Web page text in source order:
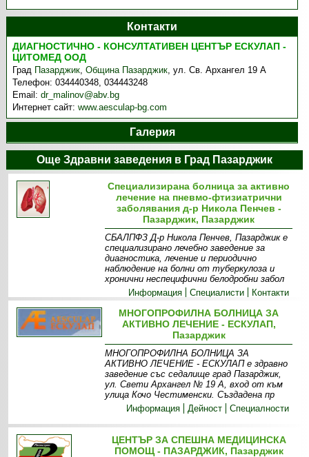
Контакти
ДИАГНОСТИЧНО - КОНСУЛТАТИВЕН ЦЕНТЪР ЕСКУЛАП -
ЦИТОМЕД ООД
Град Пазарджик,Община Пазарджик,ул. Св. Архангел 19 А
Телефон:034440348, 034443248
Email:dr_malinov@abv.bg
Интернет сайт:www.aesculap-bg.com
Галерия
Още Здравни заведения в Град Пазарджик
Специализирана болница за активно
лечение на пневмо-фтизиатрични
заболявания д-р Никола Пенчев -
Пазарджик, Пазарджик
СБАЛПФЗ Д-р Никола Пенчев, Пазарджик е
специализирано лечебно заведение за
диагностика, лечение и периодично
наблюдение на болни от туберкулоза и
хронични неспецифични белодробни забол
Информация
Специалисти Контакти
МНОГОПРОФИЛНА БОЛНИЦА ЗА
АКТИВНО ЛЕЧЕНИЕ - ЕСКУЛАП,
Пазарджик
МНОГОПРОФИЛНА БОЛНИЦА ЗА
АКТИВНО ЛЕЧЕНИЕ - ЕСКУЛАП е здравно
заведение със седалище град Пазарджик,
ул. Свети Архангел № 19 А, вход от към
улица Кочо Честименски. Създадена пр
Информация
Дейност Специалности
ЦЕНТЪР ЗА СПЕШНА МЕДИЦИНСКА
ПОМОЩ - ПАЗАРДЖИК, Пазарджик